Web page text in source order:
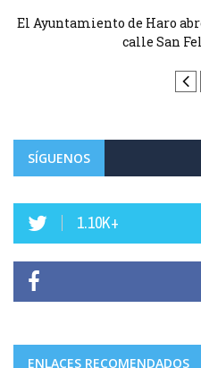
El Ayuntamiento de Haro
calle San
SÍGUENOS
1.10K+
ENLACES RECOMENDADOS